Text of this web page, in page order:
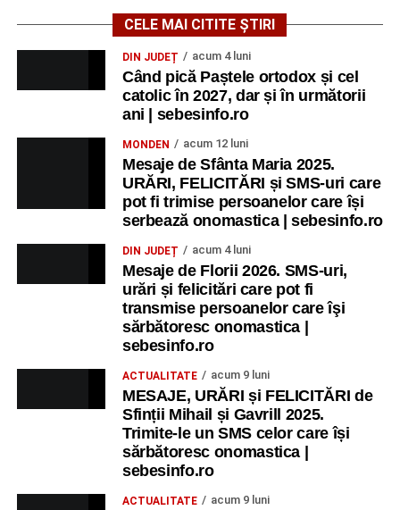
CELE MAI CITITE ȘTIRI
DIN JUDEȚ acum 4 luni
Când pică Paștele ortodox și cel
catolic în 2027, dar și în următorii
ani | sebesinfo.ro
MONDEN acum 12 luni
Mesaje de Sfânta Maria 2025.
URĂRI, FELICITĂRI și SMS-uri care
pot fi trimise persoanelor care își
serbează onomastica | sebesinfo.ro
DIN JUDEȚ acum 4 luni
Mesaje de Florii 2026. SMS-uri,
urări și felicitări care pot fi
transmise persoanelor care îşi
sărbătoresc onomastica |
sebesinfo.ro
ACTUALITATE acum 9 luni
MESAJE, URĂRI și FELICITĂRI de
Sfinții Mihail și Gavrill 2025.
Trimite-le un SMS celor care își
sărbătoresc onomastica |
sebesinfo.ro
ACTUALITATE acum 9 luni